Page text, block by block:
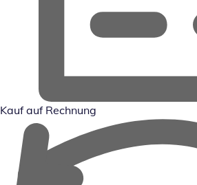
Kauf auf Rechnung